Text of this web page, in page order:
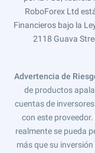
RoboForex Ltd
Financieros bajo la
2118 Guava
Advertencia de
de productos
cuentas de
con este
realmente se pueda
más que su